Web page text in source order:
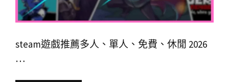
steam遊戲推薦多人、單人、免費、休閒 2026
…